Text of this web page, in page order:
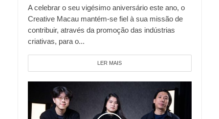
A celebrar o seu vigésimo aniversário este ano, o
Creative Macau mantém-se fiel à sua missão de
contribuir, através da promoção das indústrias
criativas, para o...
LER MAIS